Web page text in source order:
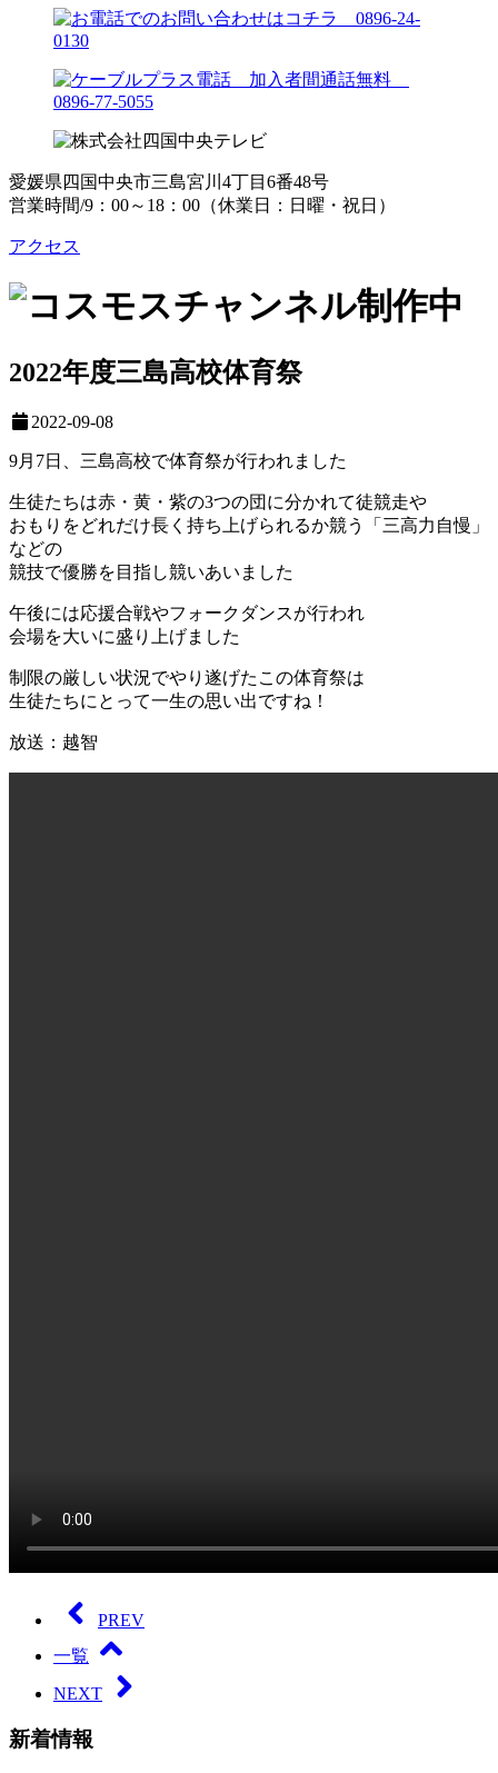
愛媛県四国中央市三島宮川4丁目6番48号
営業時間/9：00～18：00（休業日：日曜・祝日）
アクセス
2022年度三島高校体育祭
2022-09-08
9月7日、三島高校で体育祭が行われました
生徒たちは赤・黄・紫の3つの団に分かれて徒競走や
おもりをどれだけ長く持ち上げられるか競う「三高力自慢」
などの
競技で優勝を目指し競いあいました
午後には応援合戦やフォークダンスが行われ
会場を大いに盛り上げました
制限の厳しい状況でやり遂げたこの体育祭は
生徒たちにとって一生の思い出ですね！
放送：越智
PREV
一覧
NEXT
新着情報